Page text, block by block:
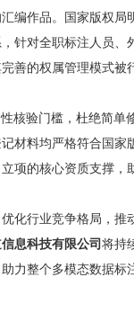
作品。国家版权
针对全职标注人员
善的权属管理模式被
验门槛，杜绝简单
料均严格符合国
项的核心资质支撑，
行业竞争格局，
息科技有限公司将持
整个多模态数据